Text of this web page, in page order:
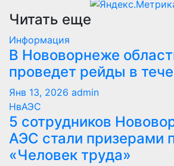
Читать еще
Информация
В Нововорнеже
проведет рейды в
Янв 13, 2026 admin
НвАЭС
5 сотрудников
АЭС стали призерами
«Человек труда»